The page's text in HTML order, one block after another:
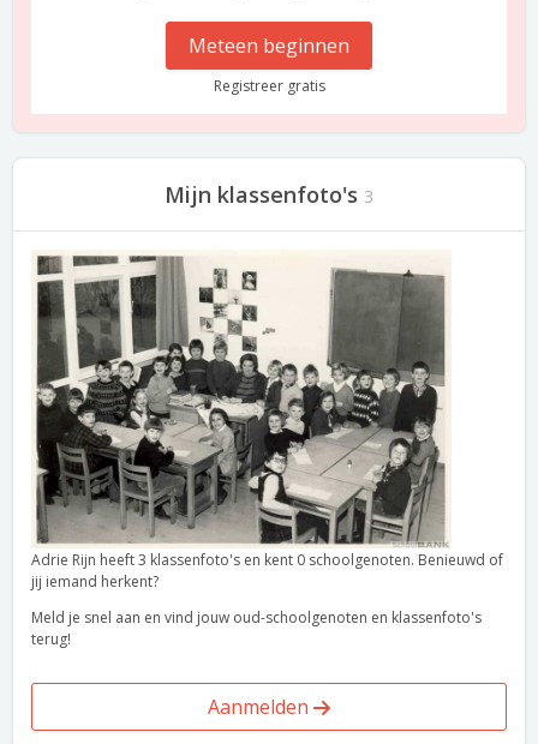
Meteen beginnen
Registreer gratis
Mijn klassenfoto's 3
Adrie Rijn heeft 3 klassenfoto's en kent 0 schoolgenoten. Benieuwd of
jij iemand herkent?
Meld je snel aan en vind jouw oud-schoolgenoten en klassenfoto's
terug!
Aanmelden